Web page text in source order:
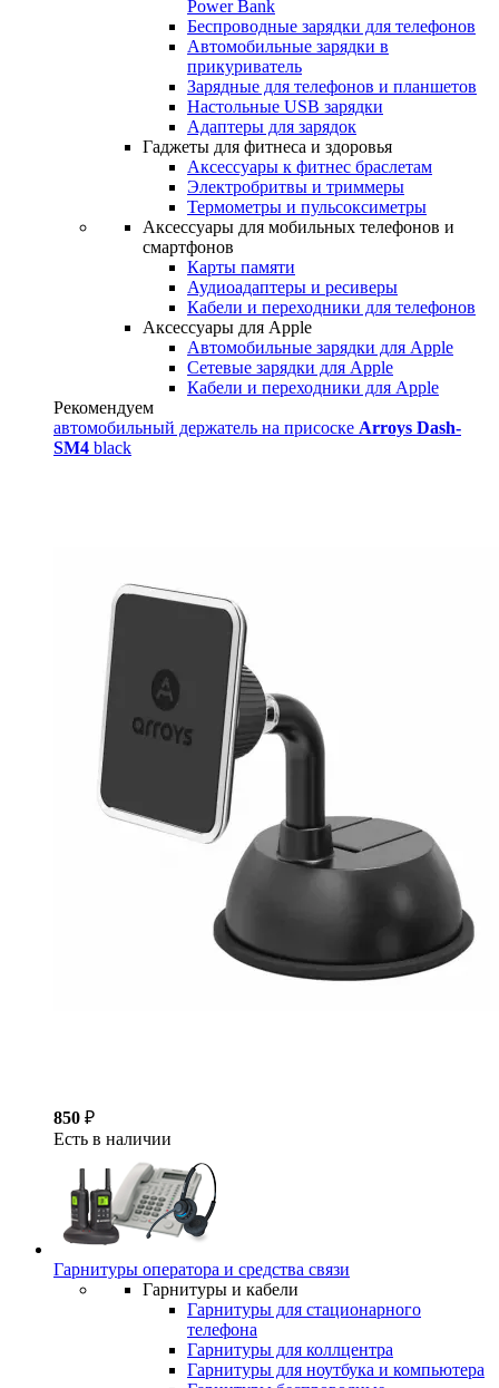
Power Bank
Беспроводные зарядки для телефонов
Автомобильные зарядки в
прикуриватель
Зарядные для телефонов и планшетов
Настольные USB зарядки
Адаптеры для зарядок
Гаджеты для фитнеса и здоровья
Аксессуары к фитнес браслетам
Электробритвы и триммеры
Термометры и пульсоксиметры
Аксессуары для мобильных телефонов и
смартфонов
Карты памяти
Аудиоадаптеры и ресиверы
Кабели и переходники для телефонов
Аксессуары для Apple
Автомобильные зарядки для Apple
Сетевые зарядки для Apple
Кабели и переходники для Apple
Рекомендуем
автомобильный держатель на присоске Arroys Dash-
SM4 black
850 ₽
Есть в наличии
Гарнитуры оператора и средства связи
Гарнитуры и кабели
Гарнитуры для стационарного
телефона
Гарнитуры для коллцентра
Гарнитуры для ноутбука и компьютера